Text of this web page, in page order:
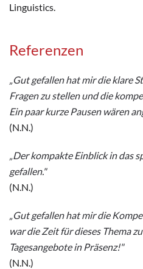
Linguistics.
Referenzen
„Gut gefallen hat mir die klare
Fragen zu stellen und die
Ein paar kurze Pausen wären
(N.N.)
„Der kompakte Einblick in das
gefallen."
(N.N.)
„Gut gefallen hat mir die
war die Zeit für dieses Thema
Tagesangebote in Präsenz!"
(N.N.)